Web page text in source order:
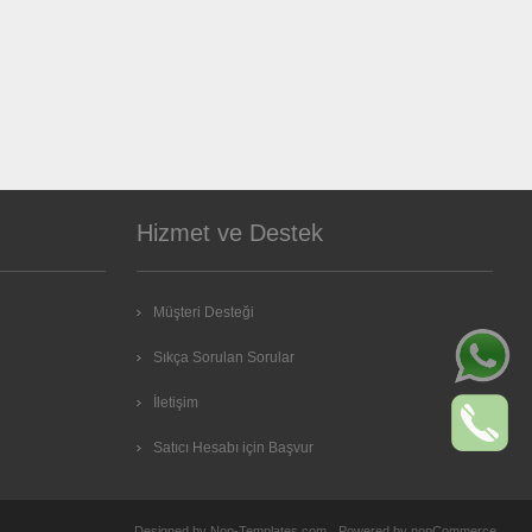
Hizmet ve Destek
Müşteri Desteği
Sıkça Sorulan Sorular
İletişim
Satıcı Hesabı için Başvur